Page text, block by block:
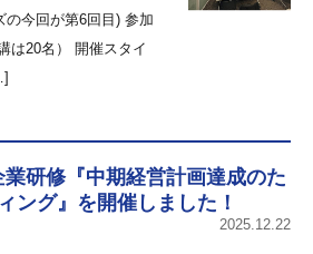
の今回が第6回目) 参加
は20名） 開催スタイ
研修『中期経営計画達成のた
ング』を開催しました！
2025.12.22